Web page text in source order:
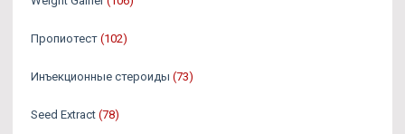
Пропиотест (102)
Инъекционные стероиды (73)
Seed Extract (78)